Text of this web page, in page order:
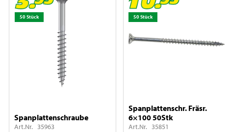
50 Stück
Spanplattenschraube
Art.Nr. 35963
50 Stück
Spanplattenschr. Fräsr.
6×100 50Stk
Art.Nr. 35851